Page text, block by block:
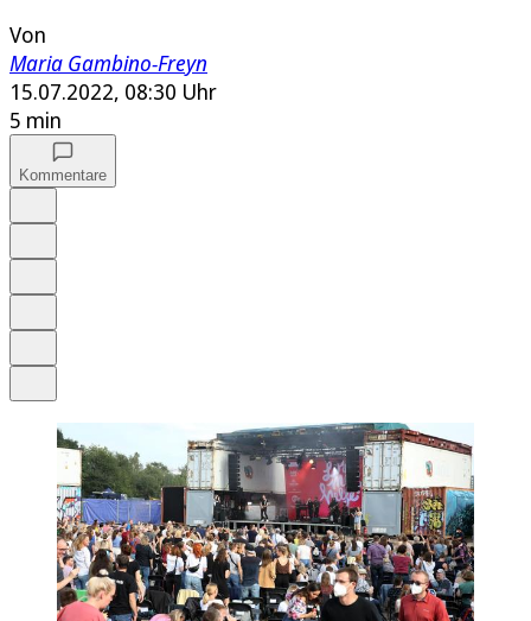
Von
Maria Gambino-Freyn
15.07.2022, 08:30 Uhr
5 min
Kommentare